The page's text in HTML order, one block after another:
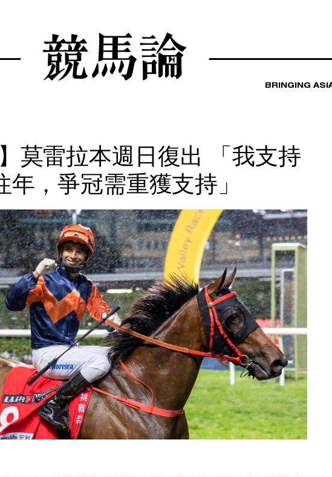
BRINGING
莫雷拉本週日復出 「我支持
年，爭冠需重獲支持」